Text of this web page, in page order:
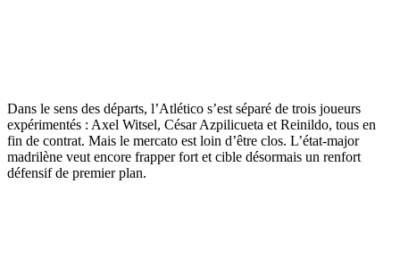
Dans le sens des départs, l’Atlético s’est séparé de trois joueurs
expérimentés : Axel Witsel, César Azpilicueta et Reinildo, tous en
fin de contrat. Mais le mercato est loin d’être clos. L’état-major
madrilène veut encore frapper fort et cible désormais un renfort
défensif de premier plan.